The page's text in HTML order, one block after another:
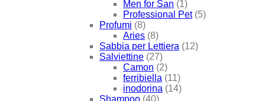
Men for San (1)
Professional Pet (5)
Profumi (8)
Aries (8)
Sabbia per Lettiera (12)
Salviettine (27)
Camon (2)
ferribiella (11)
inodorina (14)
Shampoo (40)